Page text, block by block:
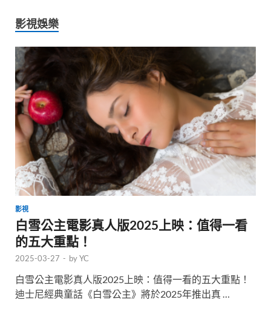
影視娛樂
影視
白雪公主電影真人版2025上映：值得一看
的五大重點！
2025-03-27 - byYC
白雪公主電影真人版2025上映：值得一看的五大重點！
迪士尼經典童話《白雪公主》將於2025年推出真 …